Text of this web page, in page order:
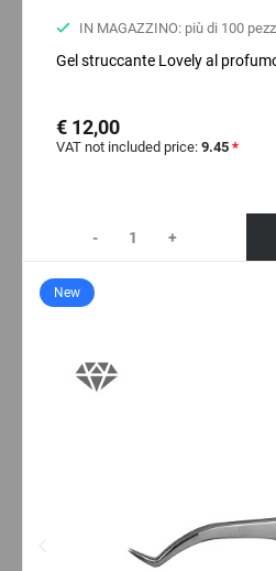
MarketingIN MAGAZZINO: più di 100
Gel struccante Lovely al
€ 12,00
VAT not included price: 9.45 *
- +
New